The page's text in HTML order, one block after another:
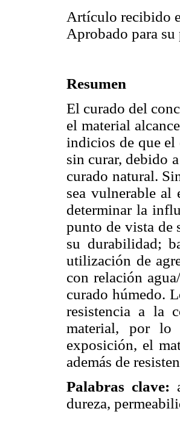
Artículo recibido
Aprobado para
Resumen
El curado del
el material
indicios de que el
sin curar, debido
curado natural.
sea vulnerable
determinar la
punto de vista de
su durabilidad;
utilización de
con relación
curado húmedo.
resistencia a la
material, por lo
exposición, el
además de
Palabras clave:
dureza,